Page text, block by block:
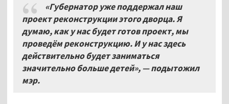
«Губернатор уже поддержал наш
проект реконструкции этого дворца. Я
думаю, как у нас будет готов проект, мы
проведём реконструкцию. И у нас здесь
действительно будет заниматься
значительно больше детей», — подытожил
мэр.